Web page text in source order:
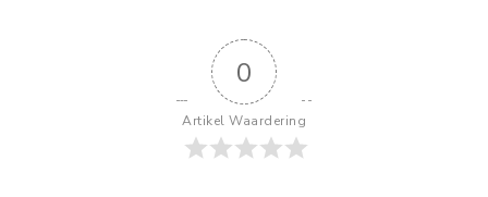
0
Artikel Waardering